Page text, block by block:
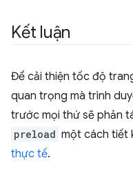
Kết luận
Để cải thiện tốc độ
quan trọng mà trình
trước mọi thứ sẽ phản
preload một cách tiết
thực tế.